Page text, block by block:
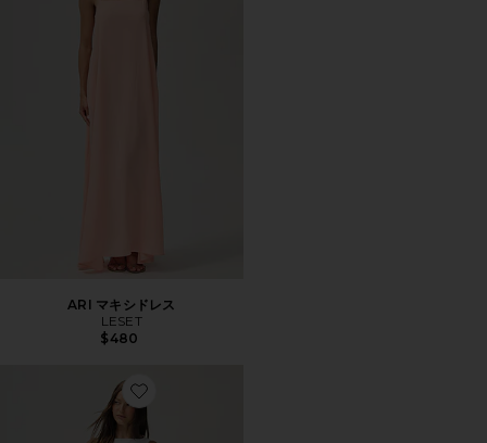
ARI マキシドレス
LESET
$480
Favorite NANDO ボートネックマキシドレス